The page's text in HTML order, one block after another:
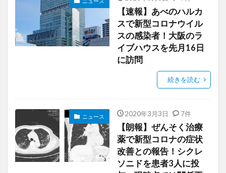
【速報】あべのハルカ
スで新型コロナウイル
スの感染者！大阪のラ
イブハウスを先月16日
に訪問
続きを読む
ニュース 2020年3月3日 7件
【朗報】ぜんそく治療
薬で新型コロナの症状
改善との報告！シクレ
ソニドを患者3人に投